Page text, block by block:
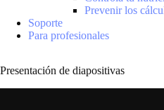
Prevenir los
Soporte
Para profesionales
Presentación de diapositivas